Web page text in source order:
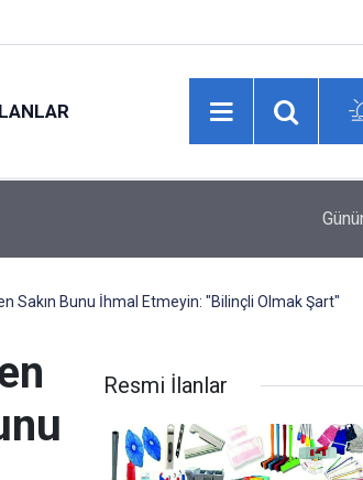
sürüyor Şırnak'ta
Sakın Bunu İhmal Etmeyin: "Bilinçli Olmak Şart"
Resmi İlanlar